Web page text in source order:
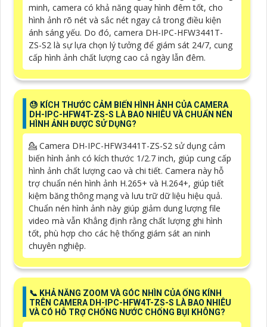
minh, camera có khả năng quay hình đêm tốt, cho
hình ảnh rõ nét và sắc nét ngay cả trong điều kiện
ánh sáng yếu. Do đó, camera DH-IPC-HFW3441T-
ZS-S2 là sự lựa chọn lý tưởng để giám sát 24/7, cung
cấp hình ảnh chất lượng cao cả ngày lẫn đêm.
😓 KÍCH THƯỚC CẢM BIẾN HÌNH ẢNH CỦA CAMERA
DH-IPC-HFW4T-ZS-S LÀ BAO NHIÊU VÀ CHUẨN NÉN
HÌNH ẢNH ĐƯỢC SỬ DỤNG?
💁 Camera DH-IPC-HFW3441T-ZS-S2 sử dụng cảm
biến hình ảnh có kích thước 1/2.7 inch, giúp cung cấp
hình ảnh chất lượng cao và chi tiết. Camera này hỗ
trợ chuẩn nén hình ảnh H.265+ và H.264+, giúp tiết
kiệm băng thông mạng và lưu trữ dữ liệu hiệu quả.
Chuẩn nén hình ảnh này giúp giảm dung lượng file
video mà vẫn Khẳng định rằng chất lượng ghi hình
tốt, phù hợp cho các hệ thống giám sát an ninh
chuyên nghiệp.
📞 KHẢ NĂNG ZOOM VÀ GÓC NHÌN CỦA ỐNG KÍNH
TRÊN CAMERA DH-IPC-HFW4T-ZS-S LÀ BAO NHIÊU
VÀ CÓ HỖ TRỢ CHỐNG NƯỚC CHỐNG BỤI KHÔNG?